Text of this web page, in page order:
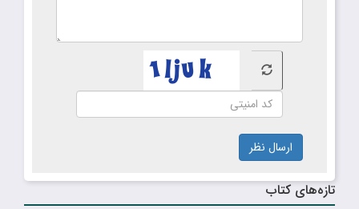
ارسال نظر
تازه‌های کتاب